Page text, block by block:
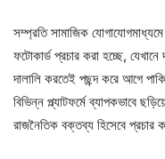
সম্প্রতি সামাজিক
ফটোকার্ড প্রচার করা হচ্ছে,
দালালি করতেই পছন্দ করে আগে
বিভিন্ন প্ল্যাটফর্মে ব্যাপকভাবে
রাজনৈতিক বক্তব্য হিসেবে প্রচার